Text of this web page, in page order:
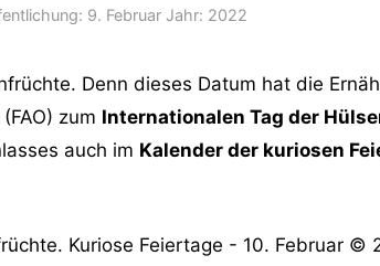
9. Februar Jahr: 2022
Denn dieses Datum hat die
zum Internationalen Tag der
auch im Kalender der kuriosen